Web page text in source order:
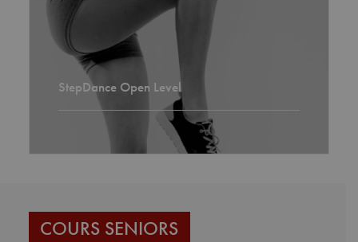
StepDance Open Level
COURS SENIORS